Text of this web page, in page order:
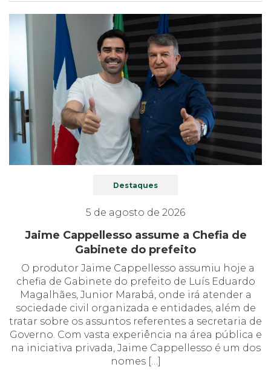
Destaques
5 de agosto de 2026
Jaime Cappellesso assume a Chefia de
Gabinete do prefeito
O produtor Jaime Cappellesso assumiu hoje a
chefia de Gabinete do prefeito de Luís Eduardo
Magalhães, Junior Marabá, onde irá atender a
sociedade civil organizada e entidades, além de
tratar sobre os assuntos referentes a secretaria de
Governo. Com vasta experiência na área pública e
na iniciativa privada, Jaime Cappellesso é um dos
nomes […]